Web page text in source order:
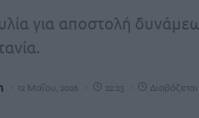
για αποστολή
12 Μαΐου, 2026 22:23